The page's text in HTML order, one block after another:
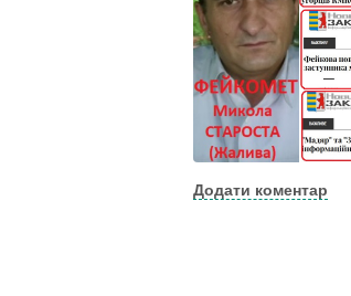
Додати коментар